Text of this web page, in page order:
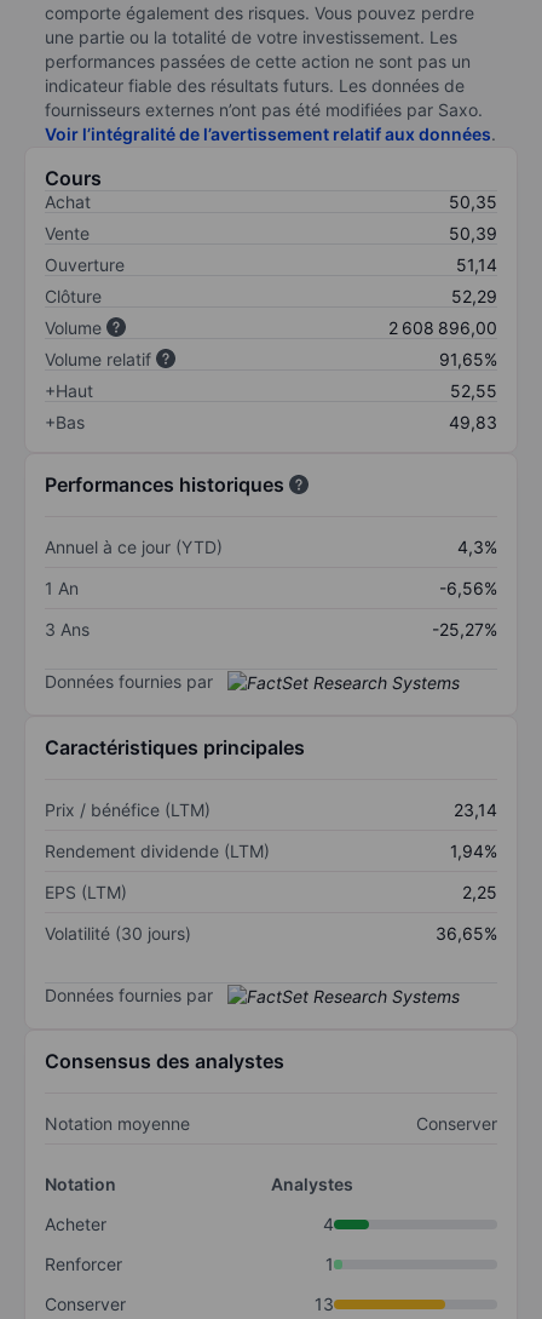
comporte également des risques. Vous pouvez perdre
une partie ou la totalité de votre investissement. Les
performances passées de cette action ne sont pas un
indicateur fiable des résultats futurs. Les données de
fournisseurs externes n’ont pas été modifiées par Saxo.
Voir l’intégralité de l’avertissement relatif aux données.
Cours
Achat
50,35
Vente
50,39
Ouverture
51,14
Clôture
52,29
Volume
2 608 896,00
Volume relatif
91,65%
+Haut
52,55
+Bas
49,83
Performances historiques
Annuel à ce jour (YTD)
4,3%
1 An
-6,56%
3 Ans
-25,27%
Données fournies par
Caractéristiques principales
Prix / bénéfice (LTM)
23,14
Rendement dividende (LTM)
1,94%
EPS (LTM)
2,25
Volatilité (30 jours)
36,65%
Données fournies par
Consensus des analystes
Notation moyenne Conserver
Notation
Analystes
Acheter
4
Renforcer
1
Conserver
13